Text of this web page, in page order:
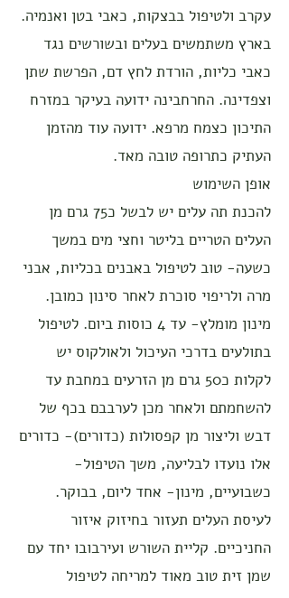
עקרב ולטיפול בבצקות, כאבי בטן ואנמיה.
בארץ משתמשים בעלים ובשורשים נגד
כאבי כליות, הורדת לחץ דם, הפרשת שתן
וצפדינה. החרחבינה ידועה בעיקר במזרח
התיכון כצמח מרפא. ידועה עוד מהזמן
העתיק כתרופה טובה מאד.
אופן השימוש
להכנת תה עלים יש לבשל כ75 גרם מן
העלים הטריים בליטר וחצי מים במשך
כשעה- טוב לטיפול באבנים בכליות, אבני
מרה ולריפוי סוכרת לאחר סינון כמובן.
מינון מומלץ- עד 4 כוסות ביום. לטיפול
בתולעים בדרכי העיכול ולאולקוס יש
לקלות כ50 גרם מן הזרעים במחבת עד
להשחמתם ולאחר מכן לערבבם בכף של
דבש וליצור מן קפסולות (כדורים)- כדורים
אלו נועדו לבליעה, משך הטיפול-
כשבועיים, מינון- אחד ליום, בבוקר.
לעיסת העלים תעזור בחיזוק איזור
החניכיים. קליית השורש ועירבובו יחד עם
שמן זית טוב מאוד למריחה לטיפול